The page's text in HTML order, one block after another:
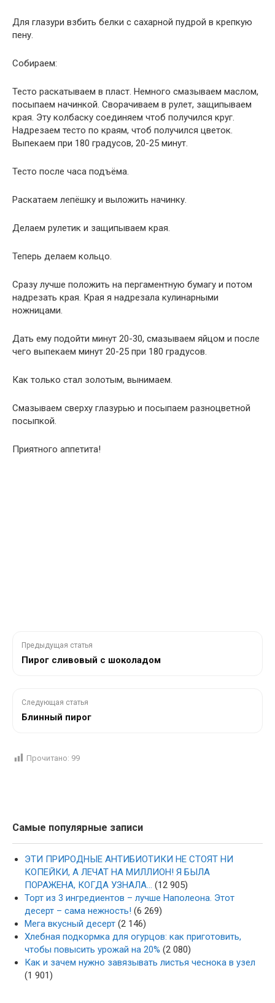
Для глазури взбить белки с сахарной пудрой в крепкую
пену.
Собираем:
Тесто раскатываем в пласт. Немного смазываем маслом,
посыпаем начинкой. Сворачиваем в рулет, защипываем
края. Эту колбаску соединяем чтоб получился круг.
Надрезаем тесто по краям, чтоб получился цветок.
Выпекаем при 180 градусов, 20-25 минут.
Тесто после часа подъёма.
Раскатаем лепёшку и выложить начинку.
Делаем рулетик и защипываем края.
Теперь делаем кольцо.
Сразу лучше положить на пергаментную бумагу и потом
надрезать края. Края я надрезала кулинарными
ножницами.
Дать ему подойти минут 20-30, смазываем яйцом и после
чего выпекаем минут 20-25 при 180 градусов.
Как только стал золотым, вынимаем.
Смазываем сверху глазурью и посыпаем разноцветной
посыпкой.
Приятного аппетита!
Предыдущая статья
Пирог сливовый с шоколадом
Следующая статья
Блинный пирог
Прочитано: 99
Самые популярные записи
ЭТИ ПРИРОДНЫЕ АНТИБИОТИКИ НЕ СТОЯТ НИ
КОПЕЙКИ, А ЛЕЧАТ НА МИЛЛИОН! Я БЫЛА
ПОРАЖЕНА, КОГДА УЗНАЛА… (12 905)
Торт из 3 ингредиентов – лучше Наполеона. Этот
десерт – сама нежность! (6 269)
Мега вкусный десерт (2 146)
Хлебная подкормка для огурцов: как приготовить,
чтобы повысить урожай на 20% (2 080)
Как и зачем нужно завязывать листья чеснока в узел
(1 901)